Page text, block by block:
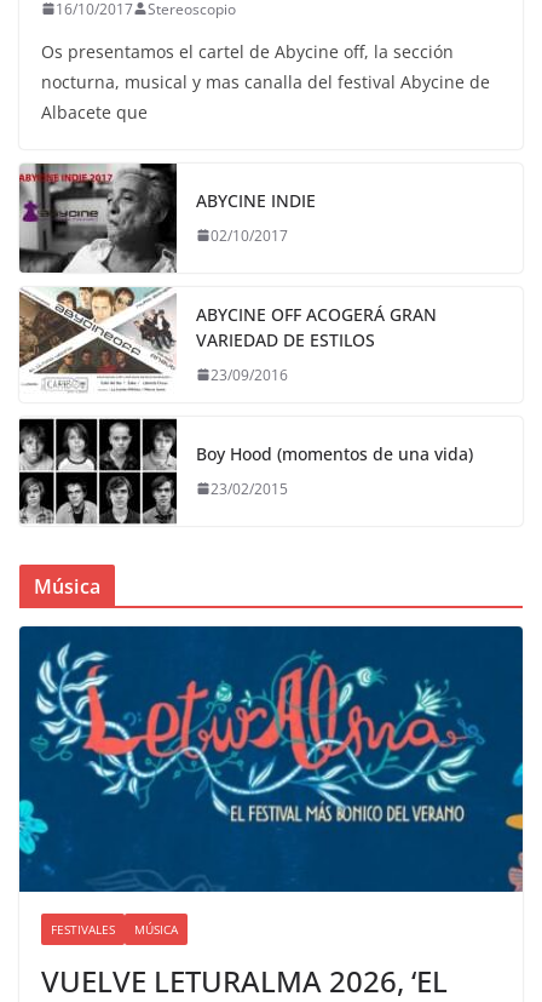
16/10/2017 Stereoscopio
Os presentamos el cartel de Abycine off, la sección
nocturna, musical y mas canalla del festival Abycine de
Albacete que
ABYCINE INDIE
02/10/2017
ABYCINE OFF ACOGERÁ GRAN
VARIEDAD DE ESTILOS
23/09/2016
Boy Hood (momentos de una vida)
23/02/2015
Música
FESTIVALES MÚSICA
VUELVE LETURALMA 2026, ‘EL